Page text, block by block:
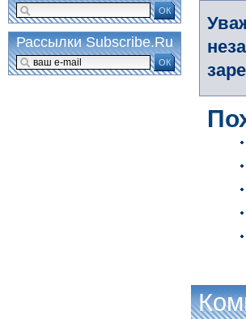
ОК
Рассылки Subscribe.Ru
ОК